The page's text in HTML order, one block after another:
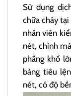
Sử dụng
chữa cháy
nhân viên
nét, chỉnh
phẳng khổ
bảng tiêu
nét, có độ